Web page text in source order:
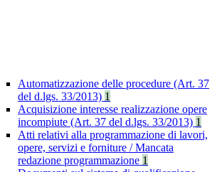
Automatizzazione delle procedure (Art. 37
del d.lgs. 33/2013) 1
Acquisizione interesse realizzazione opere
incompiute (Art. 37 del d.lgs. 33/2013) 1
Atti relativi alla programmazione di lavori,
opere, servizi e forniture / Mancata
redazione programmazione 1